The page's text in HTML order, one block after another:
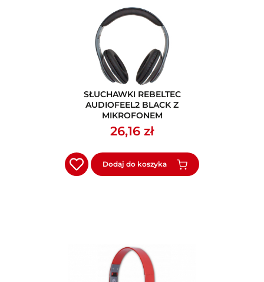
SŁUCHAWKI REBELTEC
AUDIOFEEL2 BLACK Z
MIKROFONEM
26,16 zł
Dodaj do koszyka